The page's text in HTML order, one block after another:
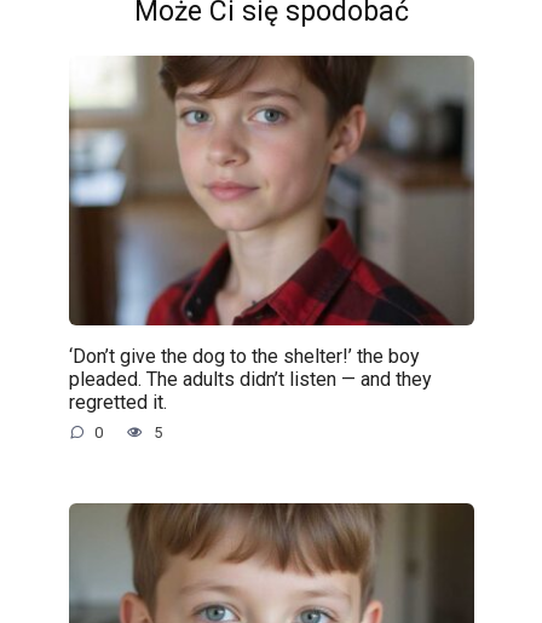
Może Ci się spodobać
‘Don’t give the dog to the shelter!’ the boy
pleaded. The adults didn’t listen — and they
regretted it.
0 5